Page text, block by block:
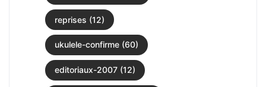
reprises (12)
ukulele-confirme (60)
editoriaux-2007 (12)